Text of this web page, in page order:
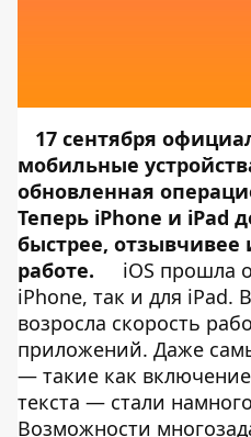
17 сентября
мобильные
обновленная
Теперь iPhone и iPad
быстрее, отзывчивее
работе.
iOS прошла
iPhone, так и для iPad.
возросла скорость
приложений. Даже
— такие как
текста — стали
Возможности